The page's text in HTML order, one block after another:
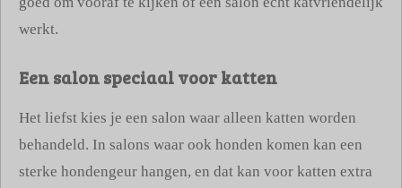
werkt.
Een salon speciaal voor katten
Het liefst kies je een salon waar alleen katten worden
behandeld. In salons waar ook honden komen kan een
sterke hondengeur hangen, en dat kan voor katten extra